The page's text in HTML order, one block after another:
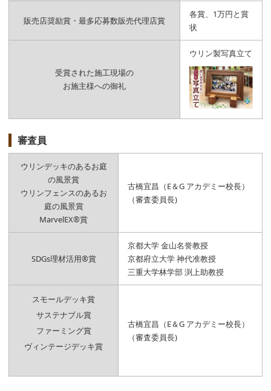
販売店奨励賞・最多応募数販売代理店賞
各賞、1万円と賞
状
受賞された施工現場の
お施主様への御礼
ウリン製写真立て
審査員
ウリンデッキのあるお庭
の風景賞
ウリンフェンスのあるお
庭の風景賞
MarvelEX®賞
古橋宜昌（E＆G アカデミー校長）
（審査委員長)
SDGs理材活用®賞
京都大学 金山名誉教授
京都府立大学 神代准教授
三重大学林学部 渕上助教授
スモールデッキ賞
サステナブル賞
ファーミング賞
ヴィンテージデッキ賞
古橋宜昌（E＆G アカデミー校長）
（審査委員長)